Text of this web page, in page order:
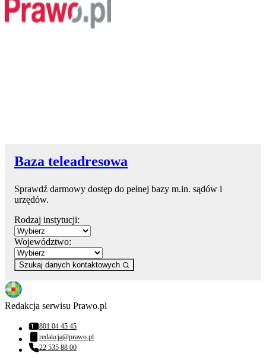
Baza teleadresowa
Sprawdź darmowy dostęp do pełnej bazy m.in. sądów i
urzędów.
Rodzaj instytucji:
Województwo:
Szukaj danych kontaktowych
Redakcja serwisu Prawo.pl
Numer telefonu:
801 04 45 45
Adres email:
redakcja@prawo.pl
Numer telefonu:
22 535 88 00